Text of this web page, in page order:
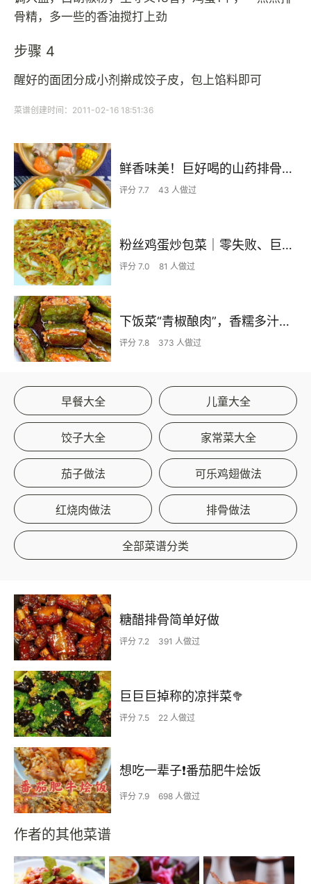
骨精，多一些的香油搅打上劲
步骤 4
醒好的面团分成小剂擀成饺子皮，包上馅料即可
菜谱创建时间：2011-02-16 18:51:36
鲜香味美！巨好喝的山药排骨汤！！
评分 7.7 43 人做过
粉丝鸡蛋炒包菜｜零失败、巨下饭
评分 7.0 81 人做过
下饭菜“青椒酿肉”，香糯多汁鲜嫩下饭
评分 7.8 373 人做过
早餐大全 儿童大全
饺子大全 家常菜大全
茄子做法 可乐鸡翅做法
红烧肉做法 排骨做法
全部菜谱分类
糖醋排骨简单好做
评分 7.2 391 人做过
巨巨巨掉称的凉拌菜🥦
评分 7.5 22 人做过
想吃一辈子❗️番茄肥牛烩饭
评分 7.9 698 人做过
作者的其他菜谱